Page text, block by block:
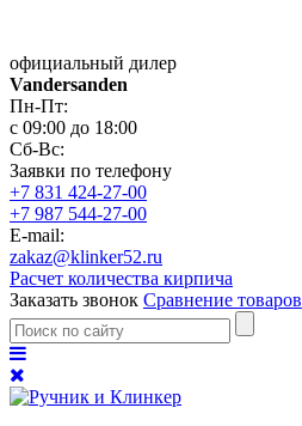
официальный дилер
Vandersanden
Пн-Пт:
с 09:00 до 18:00
Сб-Вс:
Заявки по телефону
+7 831 424-27-00
+7 987 544-27-00
E-mail:
zakaz@klinker52.ru
Расчет количества кирпича
Заказать звонок Сравнение товаров